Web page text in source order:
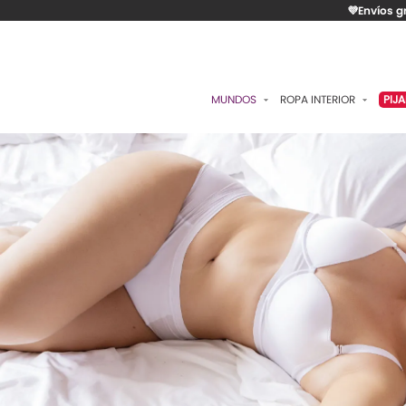
💜Envíos
MUNDOS
ESENCIAL
ROMÁNTICA
CONTROL
RITUALES
ROPA INTERIOR
BRASIERES
CAMISETAS
BODIES
ACCESORIOS
LO MÁS VENDIDO
MATERNIDAD